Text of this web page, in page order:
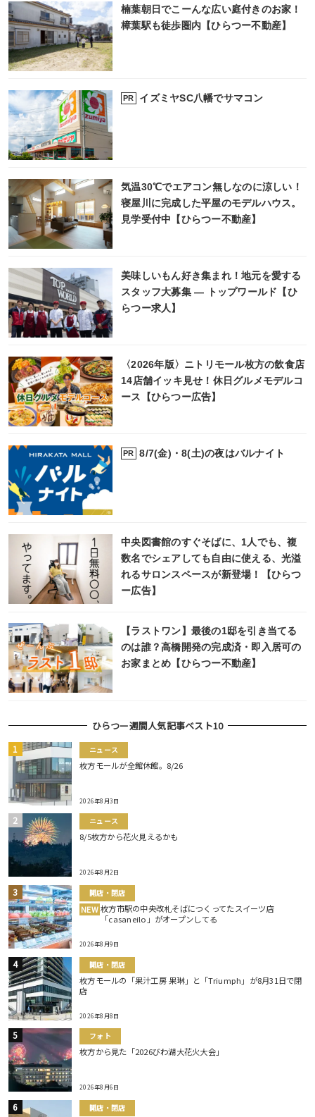
楠葉朝日でこーんな広い庭付きのお家！
樟葉駅も徒歩圏内【ひらつー不動産】
PR イズミヤSC八幡でサマコン
気温30℃でエアコン無しなのに涼しい！
寝屋川に完成した平屋のモデルハウス。
見学受付中【ひらつー不動産】
美味しいもん好き集まれ！地元を愛する
スタッフ大募集 ― トップワールド【ひ
らつー求人】
〈2026年版〉ニトリモール枚方の飲食店
14店舗イッキ見せ！休日グルメモデルコ
ース【ひらつー広告】
PR 8/7(金)・8(土)の夜はバルナイト
中央図書館のすぐそばに、1人でも、複
数名でシェアしても自由に使える、光溢
れるサロンスペースが新登場！【ひらつ
ー広告】
【ラストワン】最後の1邸を引き当てる
のは誰？高橋開発の完成済・即入居可の
お家まとめ【ひらつー不動産】
ひらつー週間人気記事ベスト10
ニュース
枚方モールが全館休館。8/26
2026年8月3日
ニュース
8/5枚方から花火見えるかも
2026年8月2日
開店・閉店
NEW 枚方市駅の中央改札そばにつくってたスイーツ店
「casaneilo」がオープンしてる
2026年8月9日
開店・閉店
枚方モールの「果汁工房 果琳」と「Triumph」が8月31日で閉
店
2026年8月8日
フォト
枚方から見た「2026びわ湖大花火大会」
2026年8月6日
開店・閉店